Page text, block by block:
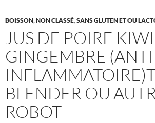
BOISSON,NON CLASSÉ,SANS GLUTEN ET OU
JUS DE POIRE
GINGEMBRE (ANTI
BLENDER OU
ROBOT